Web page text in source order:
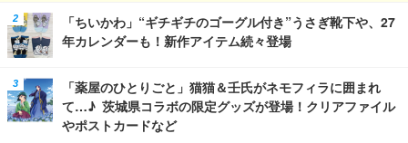
「ちいかわ」“ギチギチのゴーグル付き”うさぎ靴下や、27
年カレンダーも！新作アイテム続々登場
「薬屋のひとりごと」猫猫＆壬氏がネモフィラに囲まれ
て…♪ 茨城県コラボの限定グッズが登場！クリアファイル
やポストカードなど